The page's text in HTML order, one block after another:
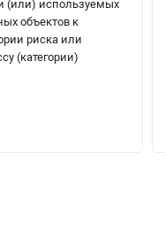
(или) используемых
объектов к
риска или
(категории)